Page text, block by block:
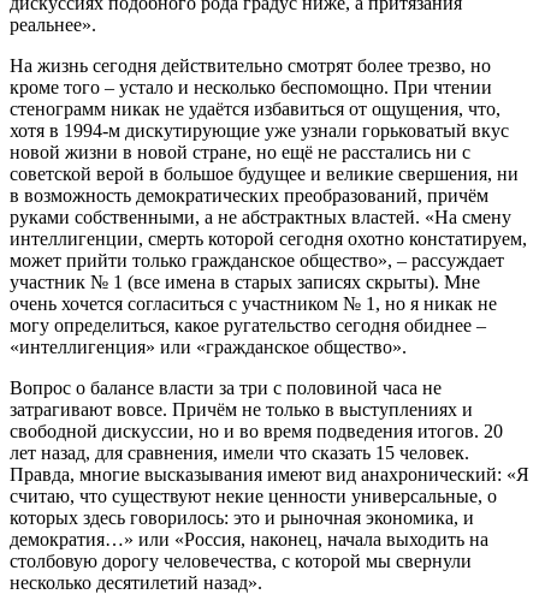
реальнее».
На жизнь сегодня действительно смотрят более трезво, но
кроме того – устало и несколько беспомощно. При чтении
стенограмм никак не удаётся избавиться от ощущения, что,
хотя в 1994-м дискутирующие уже узнали горьковатый вкус
новой жизни в новой стране, но ещё не расстались ни с
советской верой в большое будущее и великие свершения, ни
в возможность демократических преобразований, причём
руками собственными, а не абстрактных властей. «На смену
интеллигенции, смерть которой сегодня охотно констатируем,
может прийти только гражданское общество», – рассуждает
участник № 1 (все имена в старых записях скрыты). Мне
очень хочется согласиться с участником № 1, но я никак не
могу определиться, какое ругательство сегодня обиднее –
«интеллигенция» или «гражданское общество».
Вопрос о балансе власти за три с половиной часа не
затрагивают вовсе. Причём не только в выступлениях и
свободной дискуссии, но и во время подведения итогов. 20
лет назад, для сравнения, имели что сказать 15 человек.
Правда, многие высказывания имеют вид анахронический: «Я
считаю, что существуют некие ценности универсальные, о
которых здесь говорилось: это и рыночная экономика, и
демократия…» или «Россия, наконец, начала выходить на
столбовую дорогу человечества, с которой мы свернули
несколько десятилетий назад».